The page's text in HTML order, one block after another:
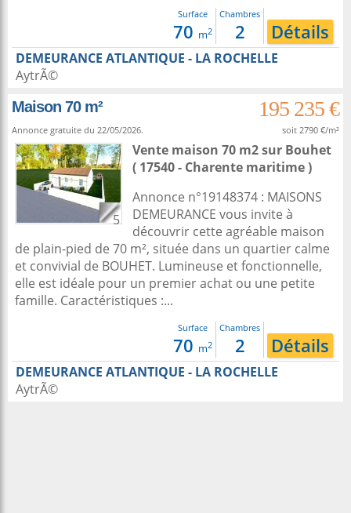
Surface
70 m2
Chambres
2 Détails
DEMEURANCE ATLANTIQUE - LA ROCHELLE
AytrÃ©
Maison 70 m²
195 235 €
Annonce gratuite du 22/05/2026. soit 2790 €/m²
5
Vente maison 70 m2sur Bouhet
( 17540 - Charente maritime )
Annonce n°19148374 : MAISONS
DEMEURANCE vous invite à
découvrir cette agréable maison
de plain-pied de 70 m², située dans un quartier calme
et convivial de BOUHET. Lumineuse et fonctionnelle,
elle est idéale pour un premier achat ou une petite
famille. Caractéristiques :...
Surface
70 m2
Chambres
2 Détails
DEMEURANCE ATLANTIQUE - LA ROCHELLE
AytrÃ©